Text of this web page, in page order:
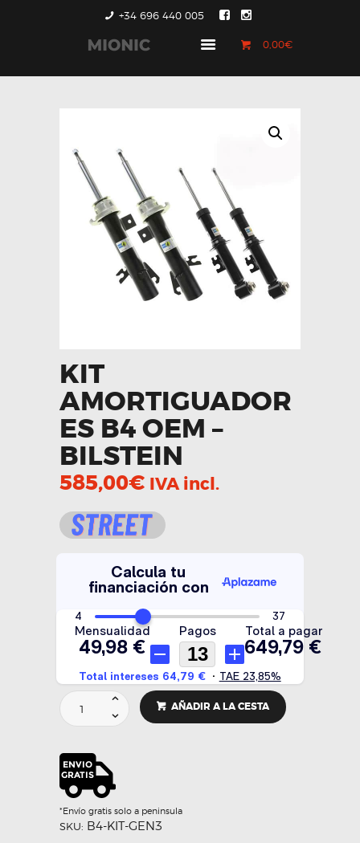
+34 696 440 005
0,00€
GENERACIÓN 1
COUNTRYMAN &
PACEMAN
CONTACTO
KIT
AMORTIGUADOR
ES B4 OEM –
BILSTEIN
585,00€ IVA incl.
KIT
AMORTIGUADORES
–
BILSTEIN
cantidad
AÑADIR A LA CESTA
*Envío gratis solo a peninsula
SKU: B4-KIT-GEN3